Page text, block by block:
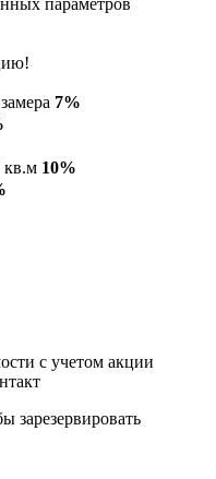
параметров
7%
кв.м 10%
с учетом акции
зарезервировать